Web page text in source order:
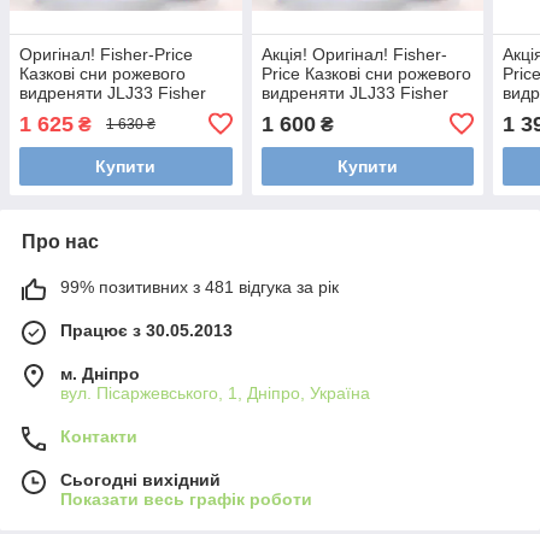
Оригінал! Fisher-Price
Казкові сни рожевого
видреняти JLJ33 Fisher
1 625 ₴ 1 630 ₴
Купити
Акція! Оригінал! Fisher-
Price Казкові сни рожевого
видреняти JLJ33 Fisher
1 600₴
Купити
1
Про нас
99% позитивних з 481 відгука за рік
Працює з 30.05.2013
м. Дніпро
вул. Пісаржевського, 1, Дніпро, Україна
Контакти
Сьогодні вихідний
Показати весь графік роботи